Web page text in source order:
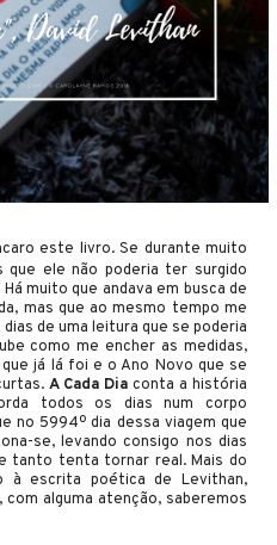
este livro. Se durante muito
ele não poderia ter surgido
muito que andava em busca de
mas que ao mesmo tempo me
de uma leitura que se poderia
como me encher as medidas,
já lá foi e o Ano Novo que se
A Cada Dia conta a história
todos os dias num corpo
no 5994º dia dessa viagem que
se, levando consigo nos dias
tanto tenta tornar real. Mais do
à escrita poética de Levithan,
alguma atenção, saberemos